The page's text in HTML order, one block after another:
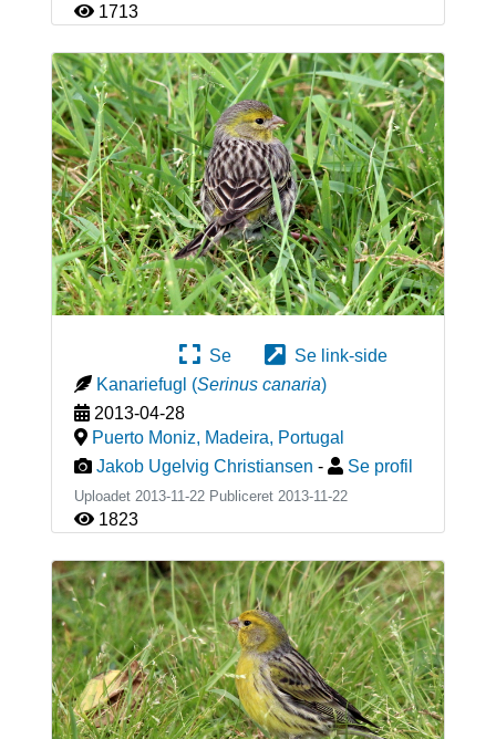
1713
Se
Se link-side
Kanariefugl (Serinus canaria)
2013-04-28
Puerto Moniz, Madeira, Portugal
Jakob Ugelvig Christiansen - Se profil
Uploadet 2013-11-22 Publiceret 2013-11-22
1823